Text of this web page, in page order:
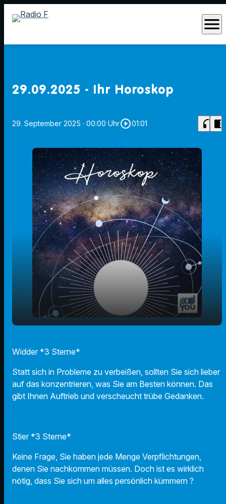
menu
29.09.2025 - Ihr Horoskop
29. September 2025 · 00:00 Uhrplay_circle_outline01:01 headphones chrome_reader_mode
play_arrow
Widder *3 Sterne*
Statt sich in Probleme zu verbeißen, sollten Sie sich lieber
auf das konzentrieren, was Sie am Besten können. Das
gibt Ihnen Auftrieb und verscheucht trübe Gedanken.
Stier *3 Sterne*
Keine Frage, Sie haben jede Menge Verpflichtungen,
denen Sie nachkommen müssen. Doch ist es wirklich
nötig, dass Sie sich um alles persönlich kümmern ?